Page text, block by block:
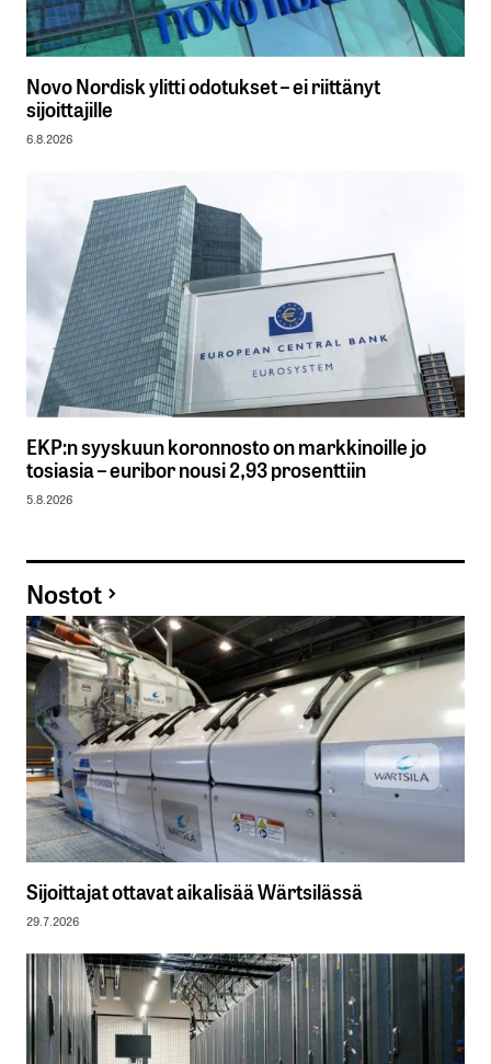
Novo Nordisk ylitti odotukset – ei riittänyt
sijoittajille
6.8.2026
EKP:n syyskuun koronnosto on markkinoille jo
tosiasia – euribor nousi 2,93 prosenttiin
5.8.2026
Nostot
Sijoittajat ottavat aikalisää Wärtsilässä
29.7.2026